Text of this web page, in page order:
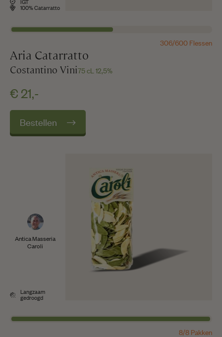
100% Catarratto
306/600 Flessen
Aria Catarratto
Costantino Vini75 cL 12,5%
€ 21,-
Bestellen
Antica Masseria
Caroli
Langzaam
gedroogd
8/8 Pakken